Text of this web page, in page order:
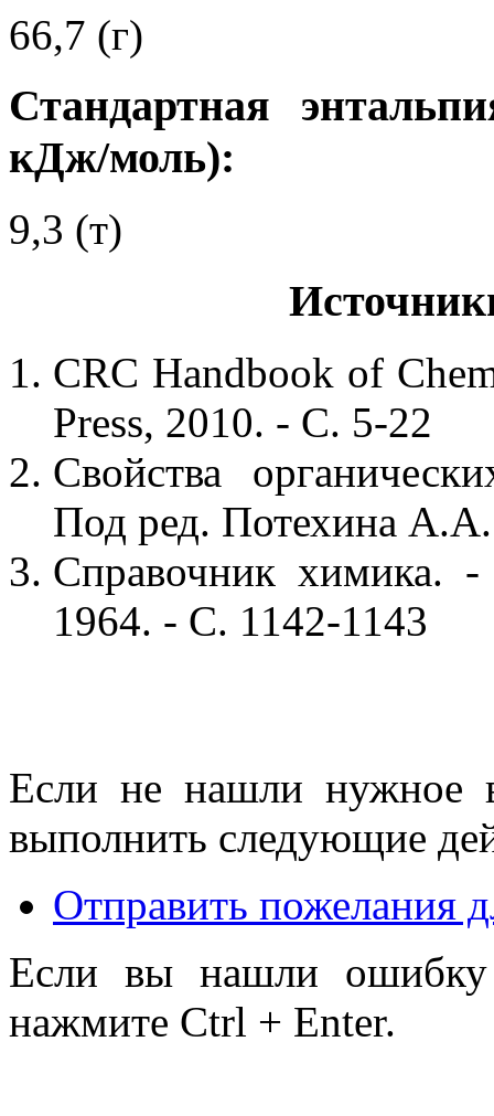
66,7 (г)
Стандартная
кДж/моль):
9,3 (т)
CRC Handbook of
Press, 2010. - С. 5-22
Свойства
Под ред. Потехина
Справочник
1964. - С. 1142-1143
Если не нашли нужное
выполнить следующие
Отправить пожелания
Если вы нашли ошибку
нажмите Ctrl + Enter.